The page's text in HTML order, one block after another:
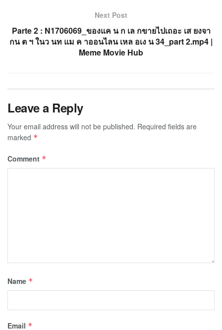
Next Post
Parte 2 : N1706069_ของแค น ก เล กขายไปเถอะ เส ยงจา
กน ต ฯ ในว นท แม ค าออนไลน เหล อเง น 34_part 2.mp4 |
Meme Movie Hub
Leave a Reply
Your email address will not be published. Required fields are
marked *
Comment *
Name *
Email *